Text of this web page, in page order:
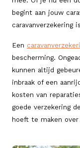
begint aan jouw
caravanverzekering
Een
bescherming.
kunnen altijd
inbraak of een
kosten van
goede verzekering
hoeft te maken